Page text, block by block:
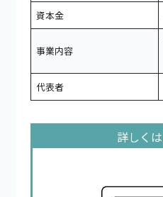
資本金
事業内容
代表者